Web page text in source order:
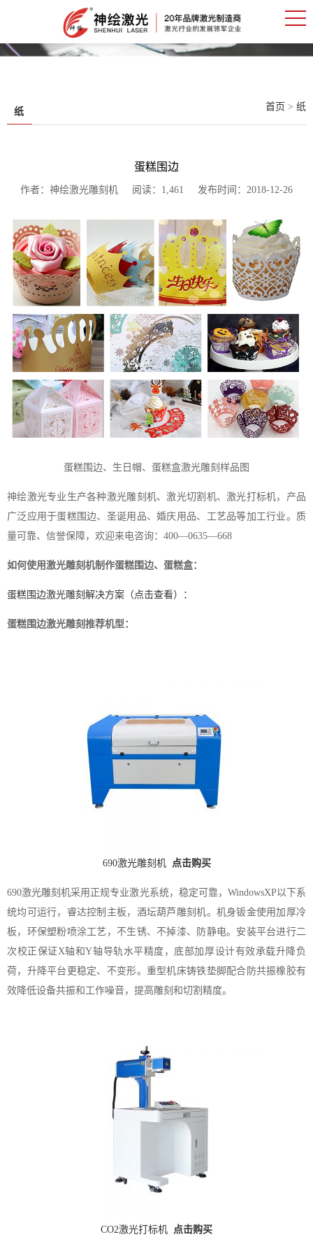
纸 首页 > 纸
蛋糕围边
作者：神绘激光雕刻机 阅读：1,461 发布时间：2018-12-26
蛋糕围边、生日帽、蛋糕盒激光雕刻样品图
神绘激光专业生产各种激光雕刻机、激光切割机、激光打标机，产品
广泛应用于蛋糕围边、圣诞用品、婚庆用品、工艺品等加工行业。质
量可靠、信誉保障，欢迎来电咨询：400—0635—668
如何使用激光雕刻机制作蛋糕围边、蛋糕盒：
蛋糕围边激光雕刻解决方案（点击查看）：
蛋糕围边激光雕刻推荐机型：
690激光雕刻机 点击购买
690激光雕刻机采用正规专业激光系统，稳定可靠，WindowsXP以下系
统均可运行，睿达控制主板，酒坛葫芦雕刻机。机身钣金使用加厚冷
板，环保塑粉喷涂工艺，不生锈、不掉漆、防静电。安装平台进行二
次校正保证X轴和Y轴导轨水平精度，底部加厚设计有效承载升降负
荷，升降平台更稳定、不变形。重型机床铸铁垫脚配合防共振橡胶有
效降低设备共振和工作噪音，提高雕刻和切割精度。
CO2激光打标机 点击购买